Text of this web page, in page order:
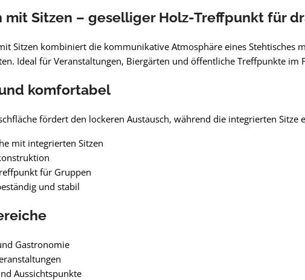
mit Sitzen – geselliger Holz-Treffpunkt für
Sitzen kombiniert die kommunikative Atmosphäre eines Stehtisches
Ideal für Veranstaltungen, Biergärten und öffentliche Treffpunkte im
komfortabel
fördert den lockeren Austausch, während die integrierten
mit integrierten Sitzen
für Gruppen
und stabil
Gastronomie
Aussichtspunkte